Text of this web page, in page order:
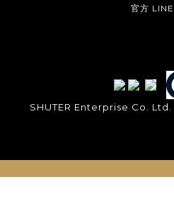
官方
SHUTER Enterprise Co.